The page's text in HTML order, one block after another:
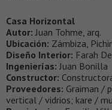
Casa Horizontal
Autor: Juan Tohme, arq.
Ubicación: Zámbiza,
Diseño Interior: Farah
Ingenierías: Juan Bonilla
Constructor:
Proveedores: Graiman /
vertical / vidrios; kare /